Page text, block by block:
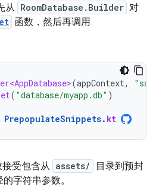
从 RoomDatabase.Builder 对
函数，然后再调用
(appContext,
( "database/myapp.db" )
PrepopulateSnippets. kt
接受包含从 assets/
目录到预封
字符串参数。